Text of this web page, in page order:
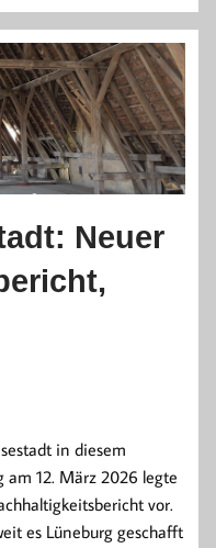
Neuer
in diesem
am 12. März 2026 legte
vor.
es Lüneburg geschafft